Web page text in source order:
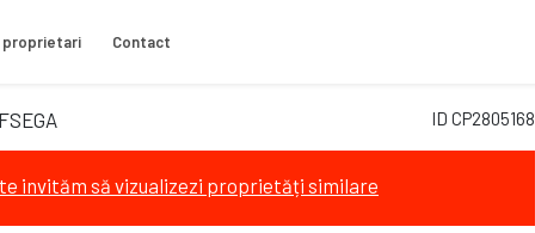
proprietari Contact
ID CP2805168
te invităm să vizualizezi proprietăți similare